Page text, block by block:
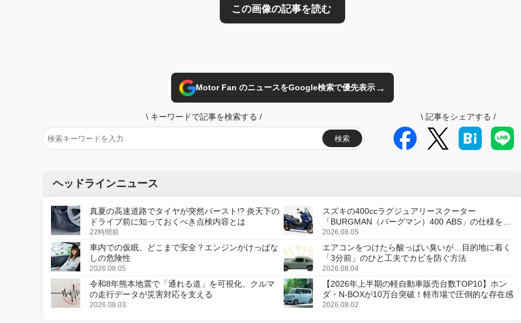
Motor Fan のニュースをGoogle検索で優先表示→
\ キーワードで記事を検索する /
検索
\ 記事をシェアする /
ヘッドラインニュース
真夏の高速道路でタイヤが突然バースト!? 炎天下の
ドライブ前に知っておくべき点検内容とは
22時間前
スズキの400ccラグジュアリースクーター
「BURGMAN（バーグマン）400 ABS」の仕様を変
更し、8月18日に発売
2026.08.05
車内での仮眠、どこまで安全？エンジンかけっぱな
しの危険性
2026.08.05
エアコンをつけたら酸っぱい臭いが…目的地に着く
「3分前」のひと工夫でカビを防ぐ方法
2026.08.04
令和8年熊本地震で「通れる道」を可視化、クルマ
の走行データが災害対応を支える
2026.08.03
【2026年上半期の軽自動車販売台数TOP10】ホン
ダ・N-BOXが10万台突破！軽市場で圧倒的な存在感
2026.08.02